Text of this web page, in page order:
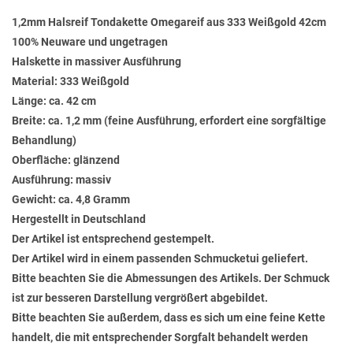
1,2mm Halsreif Tondakette Omegareif aus 333 Weißgold 42cm
100% Neuware und ungetragen
Halskette in massiver Ausführung
Material: 333 Weißgold
Länge: ca. 42 cm
Breite: ca. 1,2 mm (feine Ausführung, erfordert eine sorgfältige
Behandlung)
Oberfläche: glänzend
Ausführung: massiv
Gewicht: ca. 4,8 Gramm
Hergestellt in Deutschland
Der Artikel ist entsprechend gestempelt.
Der Artikel wird in einem passenden Schmucketui geliefert.
Bitte beachten Sie die Abmessungen des Artikels. Der Schmuck
ist zur besseren Darstellung vergrößert abgebildet.
Bitte beachten Sie außerdem, dass es sich um eine feine Kette
handelt, die mit entsprechender Sorgfalt behandelt werden